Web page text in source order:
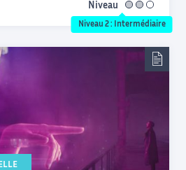
Niveau intermédiaire
Niveau 2 : Intermédiaire